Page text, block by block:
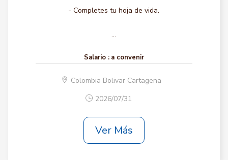
- Completes tu hoja de vida.
...
Salario : a convenir
Colombia Bolivar Cartagena
2026/07/31
Ver Más